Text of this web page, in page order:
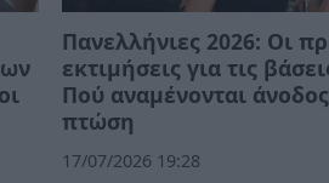
Πανελλήνιες 2026: Οι
εκτιμήσεις για τις
Πού αναμένονται
πτώση
17/07/2026 19:28